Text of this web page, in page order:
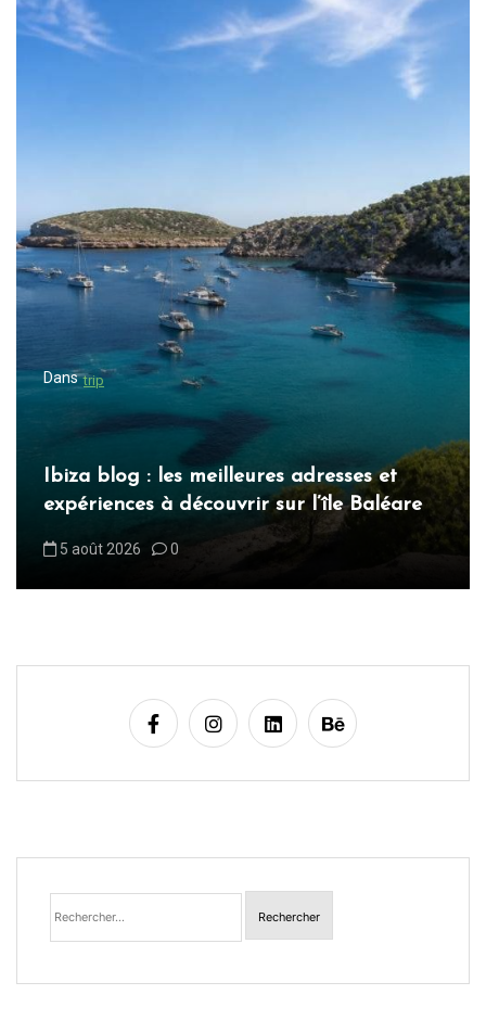
o
n
d
l
Dans trip
Ibiza blog : les meilleures adresses et
expériences à découvrir sur l’île Baléare
5 août 2026 0
Rechercher :